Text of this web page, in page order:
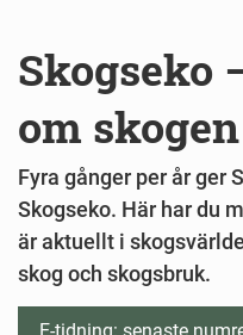
Skogseko
om skogen
Fyra gånger per år ger
Skogseko. Här har du
är aktuellt i
skog och skogsbruk.